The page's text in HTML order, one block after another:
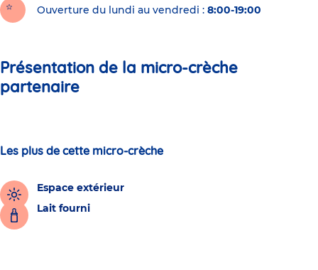
Ouverture du lundi au vendredi : 8:00-19:00
Présentation de la micro-crèche
partenaire
Les plus de cette micro-crèche
Espace extérieur
Lait fourni